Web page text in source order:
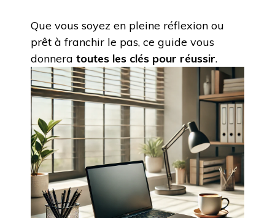
Que vous soyez en pleine réflexion ou
prêt à franchir le pas, ce guide vous
donnera toutes les clés pour réussir.